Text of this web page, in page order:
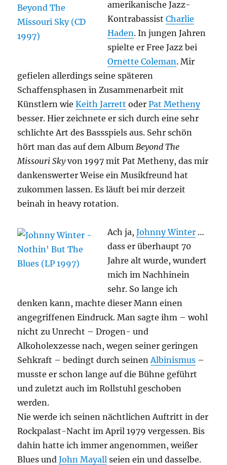
amerikanische Jazz-
KontrabassistCharlie
Haden. In jungen Jahren
spielte er Free Jazz bei
Ornette Coleman. Mir
gefielen allerdings seine späteren
Schaffensphasen in Zusammenarbeit mit
Künstlern wieKeith Jarrett oderPat Metheny
besser. Hier zeichnete er sich durch eine sehr
schlichte Art des Bassspiels aus. Sehr schön
hört man das auf dem AlbumBeyond The
Missouri Skyvon 1997 mit Pat Metheny, das mir
dankenswerter Weise ein Musikfreund hat
zukommen lassen. Es läuft bei mir derzeit
beinah in heavy rotation.
Ach ja,Johnny Winter …
dass er überhaupt 70
Jahre alt wurde, wundert
mich im Nachhinein
sehr. So lange ich
denken kann, machte dieser Mann einen
angegriffenen Eindruck. Man sagte ihm – wohl
nicht zu Unrecht – Drogen- und
Alkoholexzesse nach, wegen seiner geringen
Sehkraft – bedingt durch seinenAlbinismus –
musste er schon lange auf die Bühne geführt
und zuletzt auch im Rollstuhl geschoben
werden.
Nie werde ich seinen nächtlichen Auftritt in der
Rockpalast-Nacht im April 1979 vergessen. Bis
dahin hatte ich immer angenommen, weißer
Blues undJohn Mayall seien ein und dasselbe.